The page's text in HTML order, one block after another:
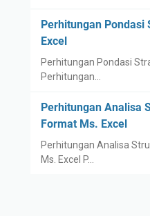
Perhitungan Pondasi
Excel
Perhitungan Pondasi
Perhitungan…
Perhitungan Analisa
Format Ms. Excel
Perhitungan Analisa
Ms. Excel P…